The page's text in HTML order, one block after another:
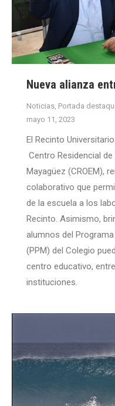
Nueva alianza
Noticias Portada
mayo 11, 2023
El Recinto
Centro Residencial
Mayagüez (CROEM),
colaborativo que
de la escuela a los
Recinto. Asimismo,
alumnos del
(PPM) del Colegio
centro educativo,
instituciones.